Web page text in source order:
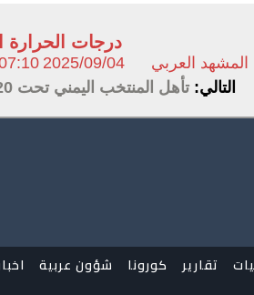
درجات الحرارة
المشهد العربي 2025/09/04
التالي:تأهل المنتخب اليمني تحت 20 عامًا إلى نصف نهائي كأس الخليج للشباب بعد فوزه على الكويت